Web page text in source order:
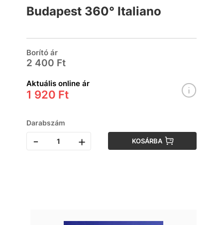
Budapest 360° Italiano
Borító ár
2 400 Ft
Aktuális online ár
1 920 Ft
Darabszám
- + KOSÁRBA